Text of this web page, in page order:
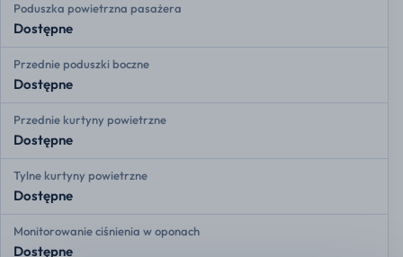
Poduszka powietrzna pasażera
Dostępne
Przednie poduszki boczne
Dostępne
Przednie kurtyny powietrzne
Dostępne
Tylne kurtyny powietrzne
Dostępne
Monitorowanie ciśnienia w oponach
Dostępne